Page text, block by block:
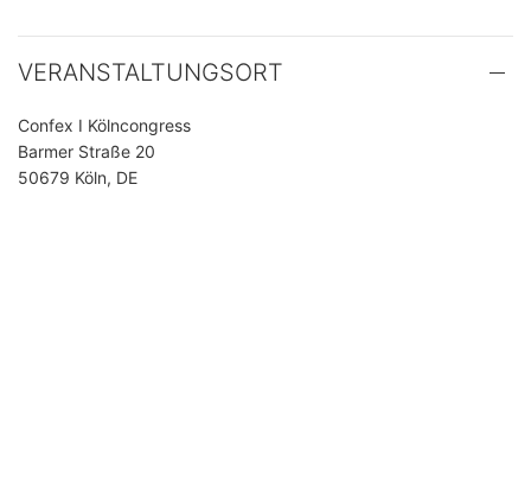
VERANSTALTUNGSORT
Confex I Kölncongress
Barmer Straße 20
50679 Köln, DE